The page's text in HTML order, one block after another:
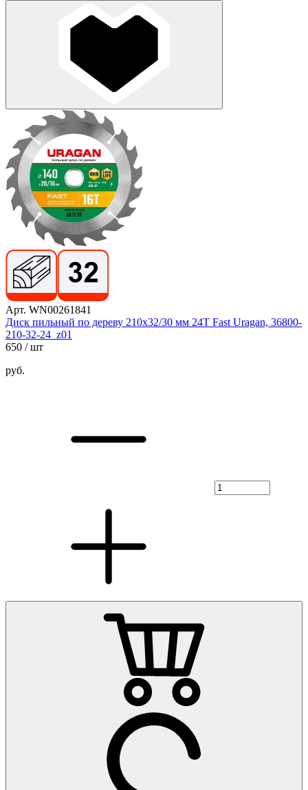
Арт. WN00261841
Диск пильный по дереву 210х32/30 мм 24Т Fast Uragan, 36800-
210-32-24_z01
650 / шт
руб.